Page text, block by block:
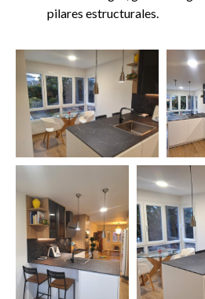
pilares estructurales.